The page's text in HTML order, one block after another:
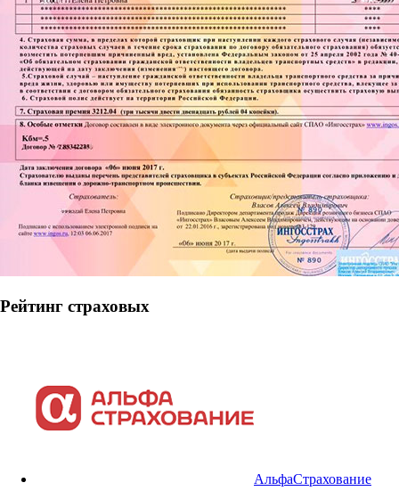
Рейтинг страховых
АльфаСтрахование